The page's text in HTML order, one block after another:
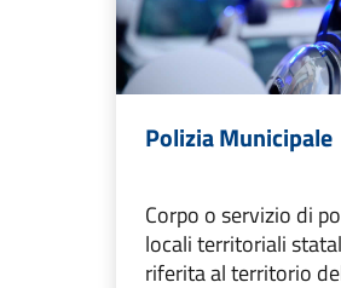
Polizia Municipale
Corpo o servizio di
locali territoriali
riferita al territorio